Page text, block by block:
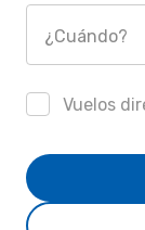
¿Cuándo?
Vuelos